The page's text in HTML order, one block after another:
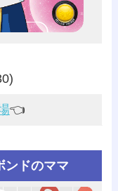
👈️
ンドのママ